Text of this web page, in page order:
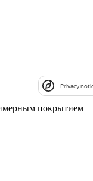
покрытием
Privacy